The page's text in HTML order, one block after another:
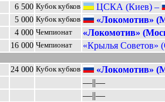
6 500 Кубок кубков ЦСКА (Киев) –
5 000 Кубок кубков «Локомотив»
4 000 Чемпионат «Локомотив»
16 000 Чемпионат «Крылья Советов»
24 000 Кубок кубков «Локомотив»
––||––
––||––